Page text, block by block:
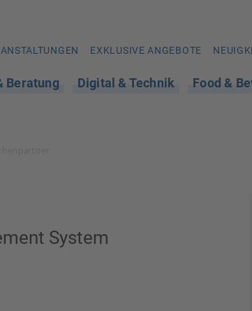
EXKLUSIVE ANGEBOTE
Beratung Digital & Technik Food &
System